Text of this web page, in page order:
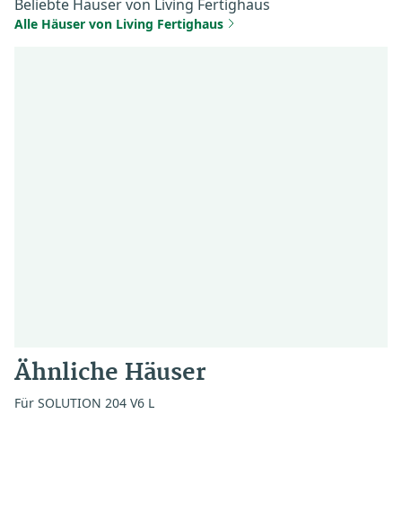
Beliebte Häuser von Living Fertighaus
Alle Häuser von Living Fertighaus
Ähnliche Häuser
Für SOLUTION 204 V6 L